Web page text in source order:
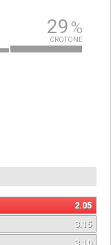
29%
CROTONE
2.05
3.15
3.10